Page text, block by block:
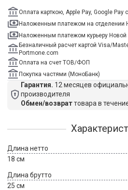
Оплата карткою, Apple Pay, Google Pay
Наложенным платежом на отделении
Наложенным платежом курьеру Новой
Безналичный расчет картой Visa/
Portmone.com
Оплата на счет ТОВ/ФОП
Покупка частями (МоноБанк)
Гарантия. 12 месяцев
производителя
Обмен/возвраттовара в
Длина нетто
18 см
Длина брутто
25 см